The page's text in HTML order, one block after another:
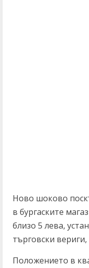
Ново шоково
в бургаските
близо 5 лева,
търговски
Положението в